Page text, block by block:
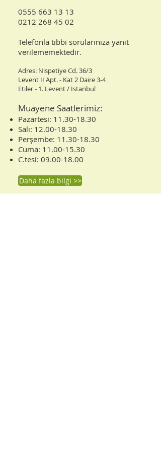
0555 663 13 13
0212 268 45 02​
Telefonla tıbbi sorularınıza yanıt
verilememektedir.
Adres: Nispetiye Cd. 36/3
Levent II Apt. - Kat 2 Daire 3-4
Etiler - 1. Levent / İstanbul
Muayene Saatlerimiz:
Pazartesi: 11.30-18.30
Salı: 12.00-18.30
Perşembe: 11.30-18.30
Cuma: 11.00-15.30
C.tesi: 09.00-18.00
Daha fazla bilgi >>